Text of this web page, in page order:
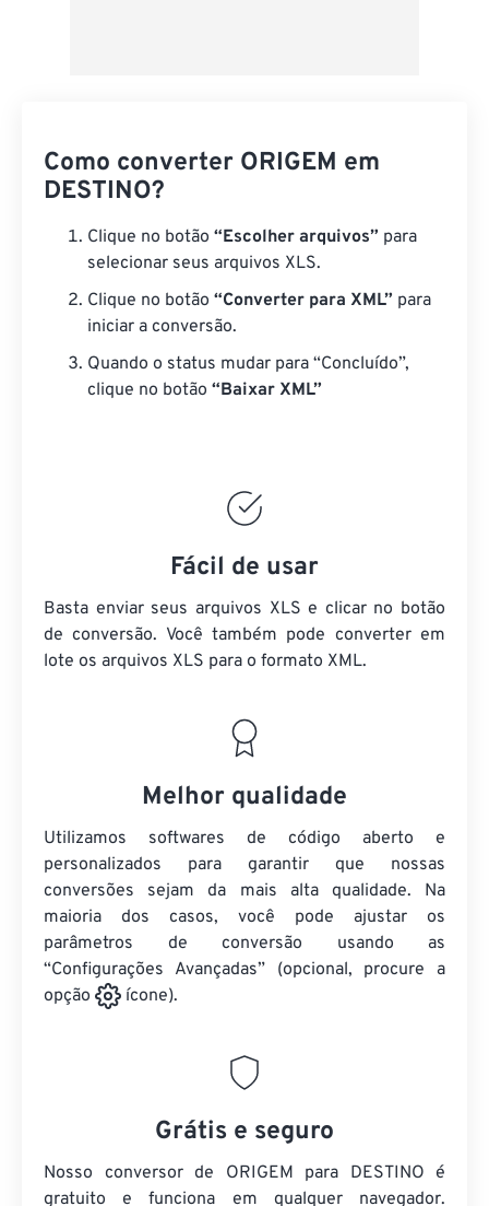
Como converter ORIGEM em
DESTINO?
Clique no botão “Escolher arquivos” para
selecionar seus arquivos XLS.
Clique no botão “Converter para XML” para
iniciar a conversão.
Quando o status mudar para “Concluído”,
clique no botão “Baixar XML”
Fácil de usar
Basta enviar seus arquivos XLS e clicar no botão
de conversão. Você também pode converter em
lote os arquivos XLS para o formato XML.
Melhor qualidade
Utilizamos softwares de código aberto e
personalizados para garantir que nossas
conversões sejam da mais alta qualidade. Na
maioria dos casos, você pode ajustar os
parâmetros de conversão usando as
“Configurações Avançadas” (opcional, procure a
opção
ícone).
Grátis e seguro
Nosso conversor de ORIGEM para DESTINO é
gratuito e funciona em qualquer navegador.